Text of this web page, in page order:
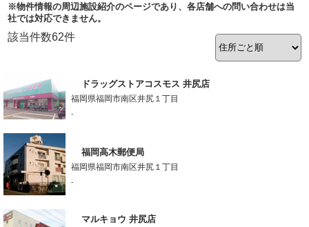
※物件情報の周辺施設紹介のページであり、各店舗への問い合わせは当
社では対応できません。
該当件数62件
ドラッグストアコスモス 井尻店
福岡県福岡市南区井尻１丁目
-
福岡高木郵便局
福岡県福岡市南区井尻１丁目
-
マルキョウ 井尻店